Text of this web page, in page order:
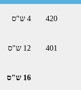
420 4 ש"ס
401 12 ש"ס
16 ש"ס